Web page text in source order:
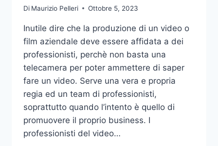
Di Maurizio Pelleri Ottobre 5, 2023
Inutile dire che la produzione di un video o
film aziendale deve essere affidata a dei
professionisti, perchè non basta una
telecamera per poter ammettere di saper
fare un video. Serve una vera e propria
regia ed un team di professionisti,
soprattutto quando l’intento è quello di
promuovere il proprio business. I
professionisti del video…